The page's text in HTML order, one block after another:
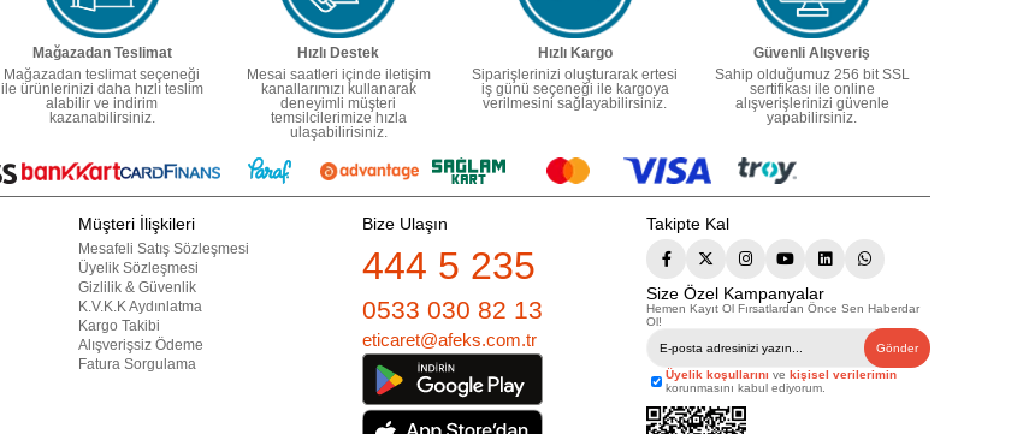
Mağazadan Teslimat
Mağazadan teslimat seçeneği
ile ürünlerinizi daha hızlı teslim
alabilir ve indirim
kazanabilirsiniz.
Hızlı Destek
Mesai saatleri içinde iletişim
kanallarımızı kullanarak
deneyimli müşteri
temsilcilerimize hızla
ulaşabilirisiniz.
Hızlı Kargo
Siparişlerinizi oluşturarak ertesi
iş günü seçeneği ile kargoya
verilmesini sağlayabilirsiniz.
Güvenli Alışveriş
Sahip olduğumuz 256 bit SSL
sertifikası ile online
alışverişlerinizi güvenle
yapabilirsiniz.
Müşteri İlişkileri
Mesafeli Satış Sözleşmesi
Üyelik Sözleşmesi
Gizlilik & Güvenlik
K.V.K.K Aydınlatma
Kargo Takibi
Alışverişsiz Ödeme
Fatura Sorgulama
Bize Ulaşın
444 5 235
0533 030 82 13
eticaret@afeks.com.tr
Takipte Kal
Size Özel Kampanyalar
Hemen Kayıt Ol Fırsatlardan Önce Sen Haberdar
Ol!
Gönder
Üyelik koşullarını ve kişisel verilerimin
korunmasını kabul ediyorum.